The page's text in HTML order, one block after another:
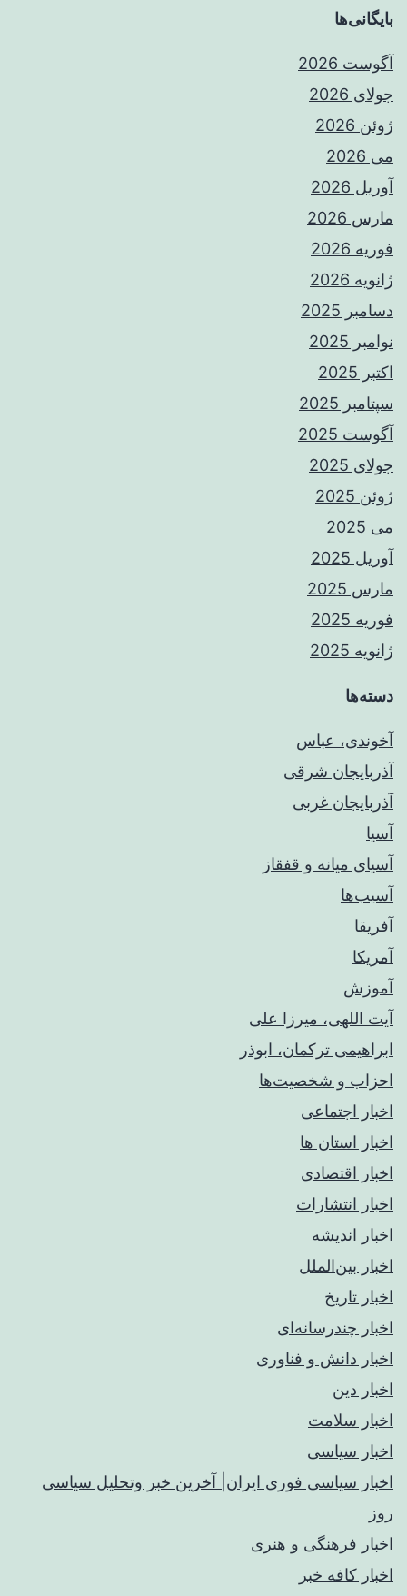
بایگانی‌ها
آگوست 2026
جولای 2026
ژوئن 2026
می 2026
آوریل 2026
مارس 2026
فوریه 2026
ژانویه 2026
دسامبر 2025
نوامبر 2025
اکتبر 2025
سپتامبر 2025
آگوست 2025
جولای 2025
ژوئن 2025
می 2025
آوریل 2025
مارس 2025
فوریه 2025
ژانویه 2025
دسته‌ها
آخوندی، عباس
آذربایجان شرقی
آذربایجان غربی
آسیا
آسیای میانه و قفقاز
آسیب‌ها
آفریقا
آمریکا
آموزش
آیت اللهی، میرزا علی
ابراهیمی ترکمان، ابوذر
احزاب و شخصیت‌ها
اخبار اجتماعی
اخبار استان ها
اخبار اقتصادی
اخبار انتشارات
اخبار اندیشه
اخبار بین‌الملل
اخبار تاریخ
اخبار چندرسانه‌ای
اخبار دانش و فناوری
اخبار دین
اخبار سلامت
اخبار سیاسی
اخبار سیاسی فوری ایران| آخرین خبر وتحلیل سیاسی
روز
اخبار فرهنگی و هنری
اخبار کافه خبر